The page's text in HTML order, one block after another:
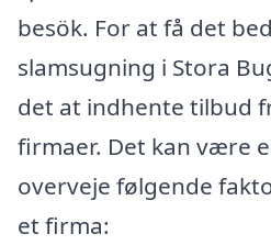
besök. For at få det
slamsugning i Stora
det at indhente tilbud
firmaer. Det kan være
overveje følgende
et firma: